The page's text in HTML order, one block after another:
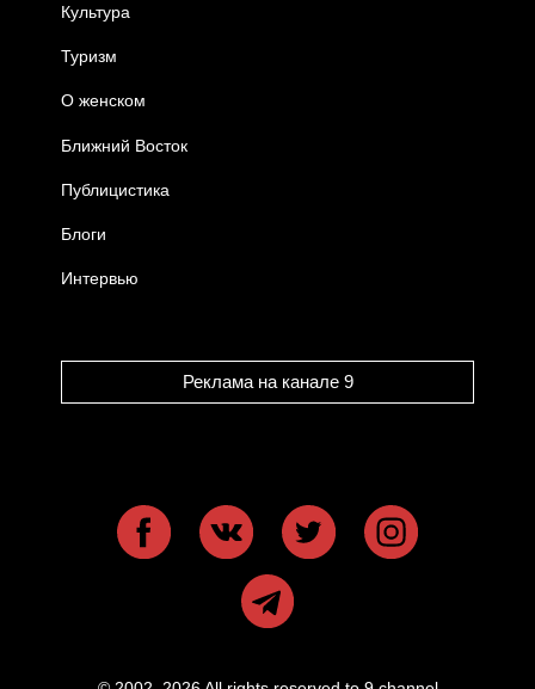
Культура
Туризм
О женском
Ближний Восток
Публицистика
Блоги
Интервью
Реклама на канале 9